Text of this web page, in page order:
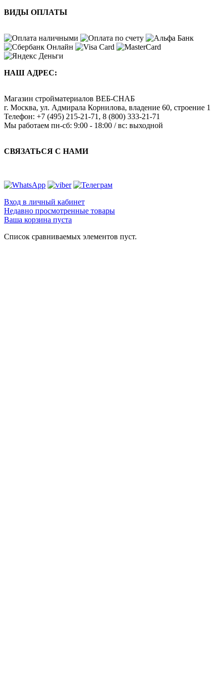
ВИДЫ ОПЛАТЫ
НАШ АДРЕС:
Магазин стройматериалов ВЕБ-СНАБ
г. Москва, ул. Адмирала Корнилова, владение 60, строение 1
Телефон: +7 (495) 215-21-71 , 8 (800) 333-21-71
Мы работаем пн-сб: 9:00 - 18:00 / вс: выходной
СВЯЗАТЬСЯ С НАМИ
Вход в личный кабинет
Недавно просмотренные товары
Ваша корзина пуста
Список сравниваемых элементов пуст.